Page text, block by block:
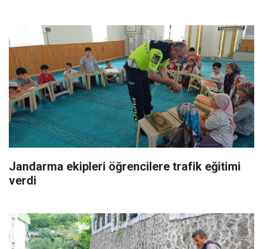
Jandarma ekipleri öğrencilere trafik eğitimi
verdi